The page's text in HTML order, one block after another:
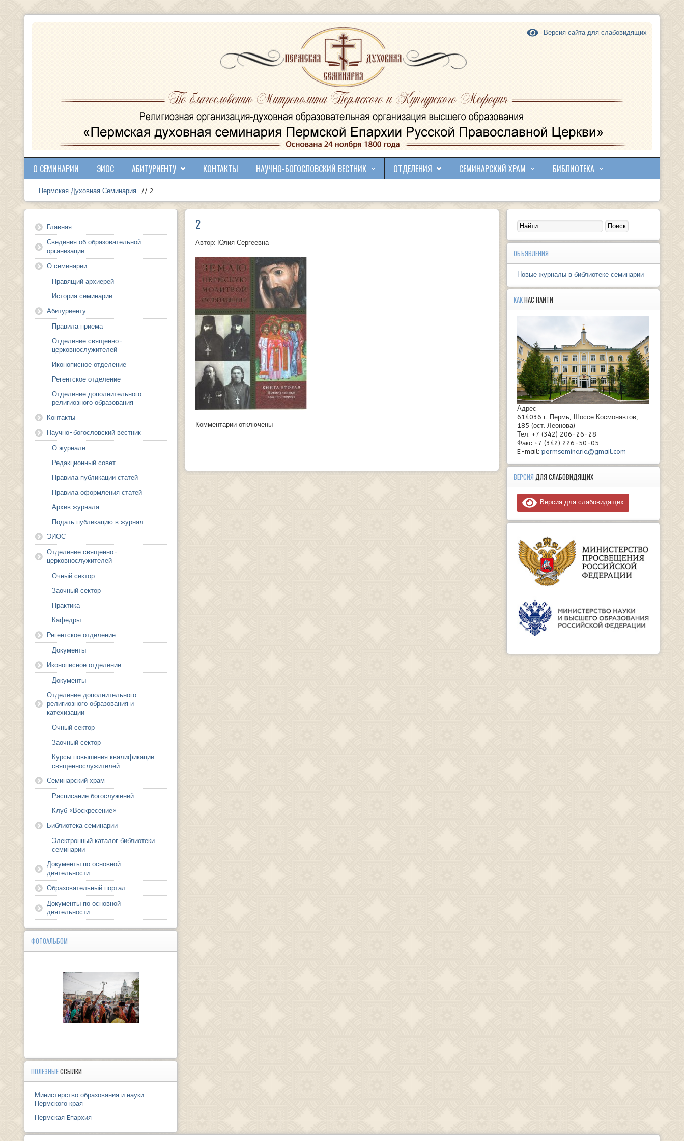
Версия сайта для слабовидящих
О СЕМИНАРИИ ЭИОС АБИТУРИЕНТУ КОНТАКТЫ НАУЧНО-БОГОСЛОВСКИЙ ВЕСТНИК ОТДЕЛЕНИЯ СЕМИНАРСКИЙ ХРАМ БИБЛИОТЕКА
Пермская Духовная Семинария // 2
2
Автор: Юлия Сергеевна
Комментарии отключены
Главная
Сведения об образовательной
организации
О семинарии
Правящий архиерей
История семинарии
Абитуриенту
Правила приема
Отделение священно-
церковнослужителей
Иконописное отделение
Регентское отделение
Отделение дополнительного
религиозного образования
Контакты
Научно-богословский вестник
О журнале
Редакционный совет
Правила публикации статей
Правила оформления статей
Архив журнала
Подать публикацию в журнал
ЭИОС
Отделение священно-
церковнослужителей
Очный сектор
Заочный сектор
Практика
Кафедры
Регентское отделение
Документы
Иконописное отделение
Документы
Отделение дополнительного
религиозного образования и
катехизации
Очный сектор
Заочный сектор
Курсы повышения квалификации
священнослужителей
Семинарский храм
Расписание богослужений
Клуб «Воскресение»
Библиотека семинарии
Электронный каталог библиотеки
семинарии
Документы по основной
деятельности
Образовательный портал
Документы по основной
деятельности
ФОТОАЛЬБОМ
ПОЛЕЗНЫЕССЫЛКИ
Министерство образования и науки
Пермского края
Пермская Eпархия
ОБЪЯВЛЕНИЯ
Новые журналы в библиотеке семинарии
КАКНАС НАЙТИ
Адрес
614036 г. Пермь, Шоссе Космонавтов,
185 (ост. Леонова)
Тел. +7 (342) 206-26-28
Факс +7 (342) 226-50-05
E-mail: permseminaria@gmail.com
ВЕРСИЯ ДЛЯ СЛАБОВИДЯЩИХ
Версия для слабовидящих